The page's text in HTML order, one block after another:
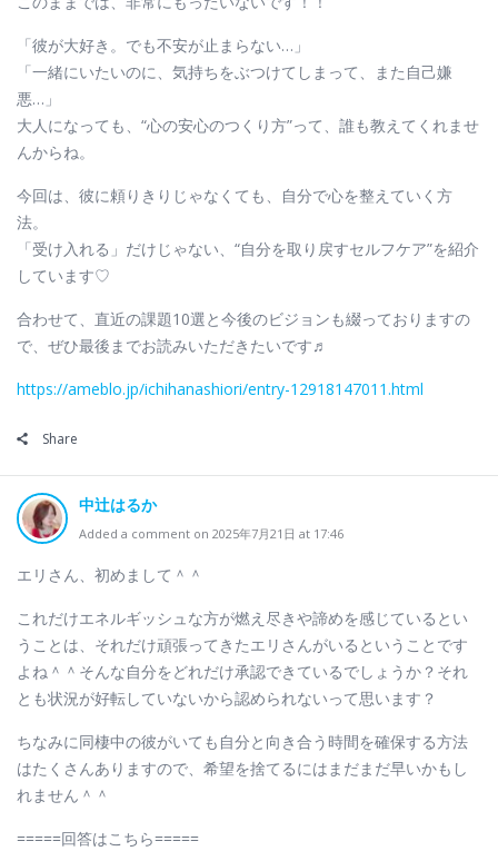
「彼が大好き。でも不安が止まらない…」
「一緒にいたいのに、気持ちをぶつけてしまって、また自己嫌
悪…」
大人になっても、“心の安心のつくり方”って、誰も教えてくれませ
んからね。
今回は、彼に頼りきりじゃなくても、自分で心を整えていく方
法。
「受け入れる」だけじゃない、“自分を取り戻すセルフケア”を紹介
しています♡
合わせて、直近の課題10選と今後のビジョンも綴っておりますの
で、ぜひ最後までお読みいただきたいです♬
https://ameblo.jp/ichihanashiori/entry-12918147011.html
Share
中辻はるか
Added a comment on 2025年7月21日 at 17:46
エリさん、初めまして＾＾
これだけエネルギッシュな方が燃え尽きや諦めを感じているとい
うことは、それだけ頑張ってきたエリさんがいるということです
よね＾＾そんな自分をどれだけ承認できているでしょうか？それ
とも状況が好転していないから認められないって思います？
ちなみに同棲中の彼がいても自分と向き合う時間を確保する方法
はたくさんありますので、希望を捨てるにはまだまだ早いかもし
れません＾＾
=====回答はこちら=====